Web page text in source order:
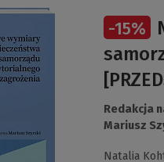
(Link
-15%
Redakcja
Mariusz
Natalia